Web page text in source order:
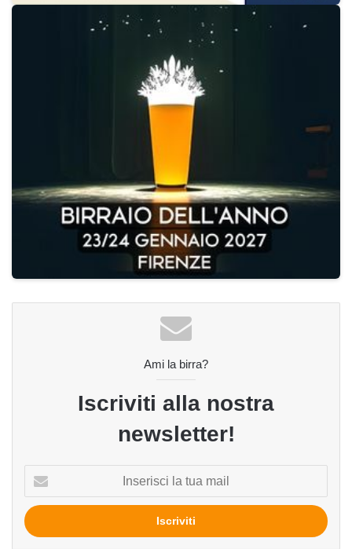
Ami la birra?
Iscriviti alla nostra
newsletter!
tua
mail